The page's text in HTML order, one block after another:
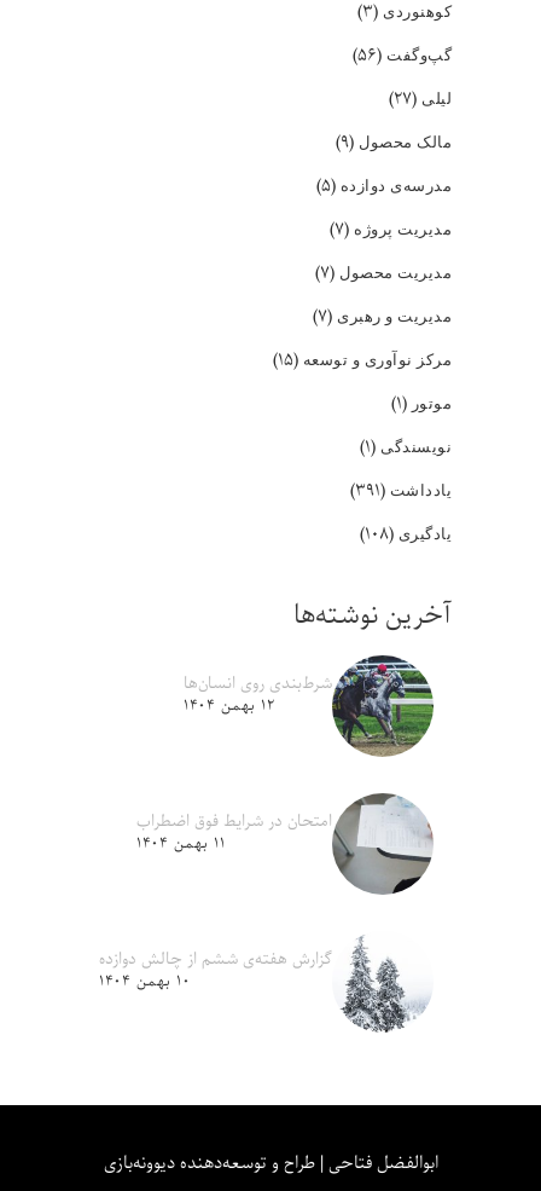
کوهنوردی (۳)
گپ‌و‌گفت (۵۶)
لیلی (۲۷)
مالک محصول (۹)
مدرسه‌ی دوازده (۵)
مدیریت پروژه (۷)
مدیریت محصول (۷)
مدیریت و رهبری (۷)
مرکز نوآوری و توسعه (۱۵)
موتور (۱)
نویسندگی (۱)
یادداشت (۳۹۱)
یادگیری (۱۰۸)
آخرین نوشته‌ها
شرط‌بندی روی انسان‌ها
۱۲ بهمن ۱۴۰۴
امتحان در شرایط فوق اضطراب
۱۱ بهمن ۱۴۰۴
گزارش هفته‌ی ششم از چالش دوازده
۱۰ بهمن ۱۴۰۴
ابوالفضل فتاحی | طراح و توسعه‌دهنده دیوونه‌بازی